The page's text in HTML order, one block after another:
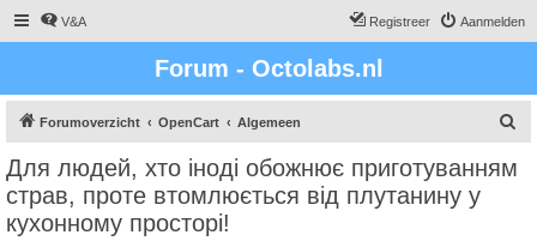
V&A Aanmelden
Registreer
Forum - Octolabs.nl
Forumoverzicht OpenCart Algemeen
Для людей, хто іноді обожнює приготуванням
страв, проте втомлюється від плутанину у
кухонному просторі!